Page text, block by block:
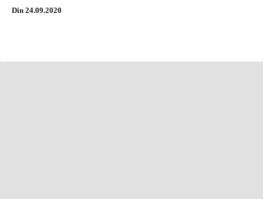
Din 24.09.2020